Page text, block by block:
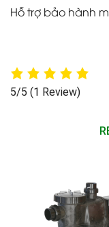
Hỗ trợ bảo hành
5/5 (1 Review)